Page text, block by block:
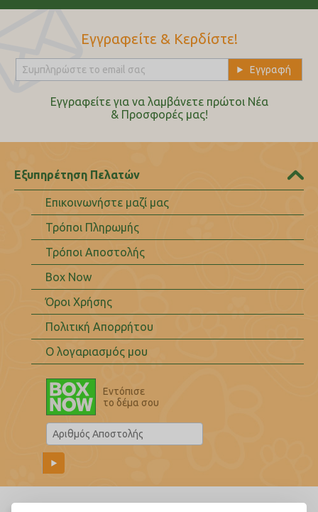
Εγγραφείτε & Κερδίστε!
Εγγραφείτε για να λαμβάνετε πρώτοι Nέα
& Προσφορές μας!
Εξυπηρέτηση Πελατών
Επικοινωνήστε μαζί μας
Τρόποι Πληρωμής
Τρόποι Αποστολής
Box Now
Όροι Χρήσης
Πολιτική Απορρήτου
Ο λογαριασμός μου
Εντόπισε
το δέμα σου